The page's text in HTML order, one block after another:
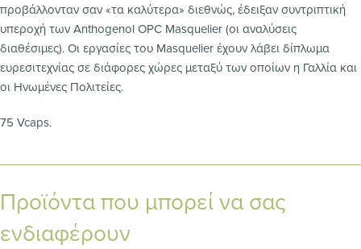
προβάλλονταν σαν «τα καλύτερα» διεθνώς, έδειξαν συντριπτική
υπεροχή των Anthogenol OPC Masquelier (οι αναλύσεις
διαθέσιμες). Οι εργασίες του Masquelier έχουν λάβει δίπλωμα
ευρεσιτεχνίας σε διάφορες χώρες μεταξύ των οποίων η Γαλλία και
οι Ηνωμένες Πολιτείες.
75 Vcaps.
Προϊόντα που μπορεί να σας
ενδιαφέρουν